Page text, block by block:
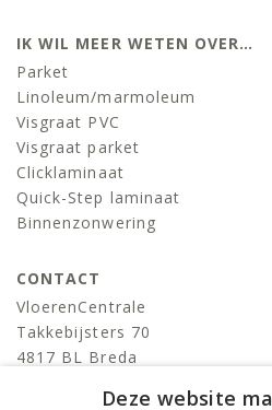
IK WIL MEER WETEN OVER…
Parket
Linoleum/marmoleum
Visgraat PVC
Visgraat parket
Clicklaminaat
Quick-Step laminaat
Binnenzonwering
CONTACT
VloerenCentrale
Takkebijsters 70
4817 BL Breda
Deze website